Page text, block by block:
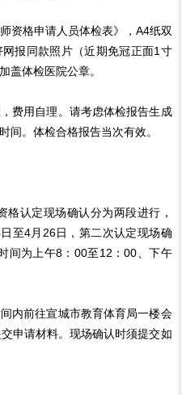
资格申请人员体检表》，A4纸双
报同款照片（近期免冠正面1寸
盖体检医院公章。
费用自理。请考虑体检报告生成
间。体检合格报告当次有效。
认定现场确认分为两段进行，
至4月26日，第二次认定现场确
间为上午8：00至12：00、下午
内前往宣城市教育体育局一楼会
申请材料。现场确认时须提交如